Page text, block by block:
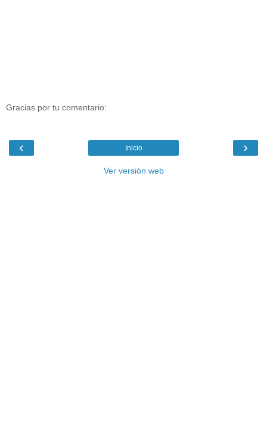
Gracias por tu comentario:
‹ ›
Inicio
Ver versión web